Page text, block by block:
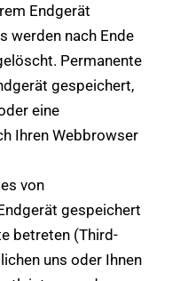
Endgerät
werden nach Ende
Permanente
gespeichert,
eine
Ihren Webbrowser
von
gespeichert
betreten (Third-
uns oder Ihnen